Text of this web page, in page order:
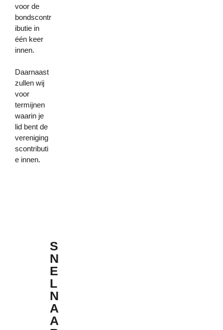
voor de
bondscontr
ibutie in
één keer
innen.
Daarnaast
zullen wij
voor
termijnen
waarin je
lid bent de
vereniging
scontributi
e innen.
S
N
E
L
N
A
A